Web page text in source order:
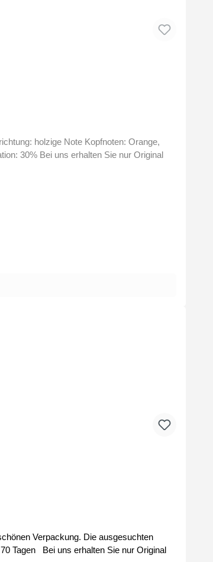
holzige Note Kopfnoten: Orange,
30% Bei uns erhalten Sie nur Original
Die ausgesuchten
Original